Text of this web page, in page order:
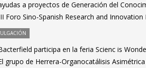
a proyectos de Generación del
Foro Sino-Spanish Research and Innovation
participa en la feria Scienc is
grupo de Herrera-Organocatálisis